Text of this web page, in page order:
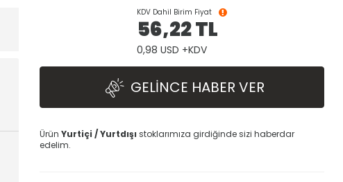
KDV Dahil Birim Fiyat
56,22TL
0,98 USD +KDV
GELINCE HABER VER
Ürün Yurtiçi / Yurtdışı stoklarımıza girdiğinde sizi haberdar
edelim.